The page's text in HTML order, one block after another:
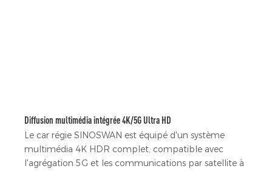
Diffusion multimédia intégrée 4K/5G Ultra HD
Le car régie SINOSWAN est équipé d'un système
multimédia 4K HDR complet, compatible avec
l'agrégation 5G et les communications par satellite à